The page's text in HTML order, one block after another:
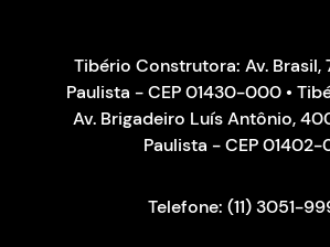
Tibério Construtora: Av. Brasil,
Paulista - CEP 01430-000 •
Av. Brigadeiro Luís Antônio,
Paulista - CEP 01402-
Telefone: (11) 3051-